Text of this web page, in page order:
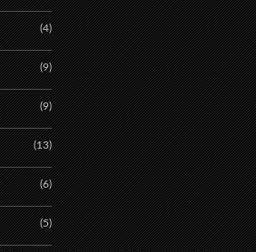
(4)
(9)
(9)
(13)
(6)
(5)